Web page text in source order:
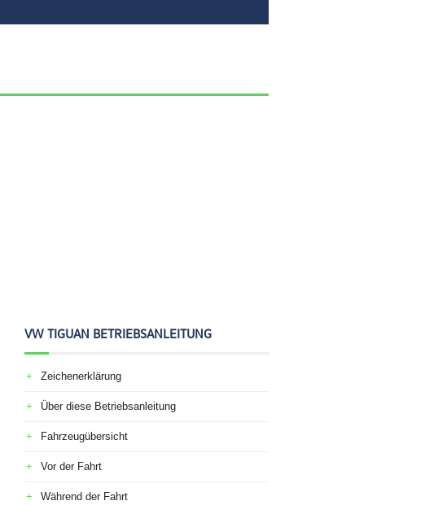
VW TIGUAN BETRIEBSANLEITUNG
Zeichenerklärung
Über diese Betriebsanleitung
Fahrzeugübersicht
Vor der Fahrt
Während der Fahrt